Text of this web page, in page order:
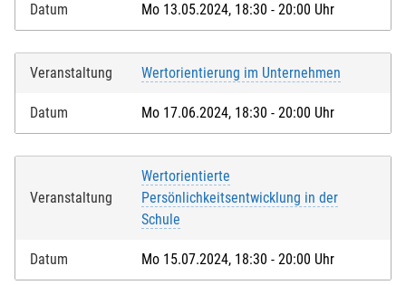
Datum Mo 13.05.2024, 18:30 - 20:00 Uhr
Veranstaltung Wertorientierung im Unternehmen
Datum Mo 17.06.2024, 18:30 - 20:00 Uhr
Veranstaltung
Wertorientierte
Persönlichkeitsentwicklung in der
Schule
Datum Mo 15.07.2024, 18:30 - 20:00 Uhr